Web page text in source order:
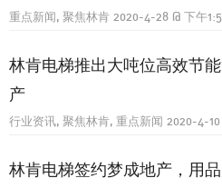
重点新闻 聚焦林肯 2020-4-28 @ 下午
林肯电梯推出大吨位高效节
产
行业资讯 聚焦林肯 重点新闻 2020-4-10
林肯电梯签约梦成地产，用